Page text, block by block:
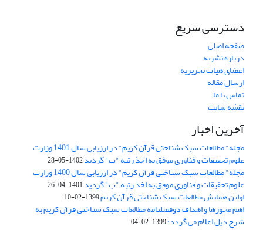
دسترسی سریع
صفحه اصلی
درباره نشریه
اعضای هیات تحریریه
ارسال مقاله
تماس با ما
نقشه سایت
آخرین اخبار
مجله" مطالعات سبک شناختی قرآن کریم" در ارزیابی سال 1401 وزارت
علوم تحقیقات و فناوری موفق به اخذ رتبه "ب" گردید1402-05-28
مجله" مطالعات سبک شناختی قرآن کریم" در ارزیابی سال 1400 وزارت
علوم تحقیقات و فناوری موفق به اخذ رتبه "ب" گردید1401-04-26
اولین همایش مطالعات سبک شناختی قرآن کریم1399-02-10
اهم محورها و اهداف دوفصلنامه مطالعات سبک شناختی قرآن کریم به
شرح ذیل اعلام می گردد:1399-02-04